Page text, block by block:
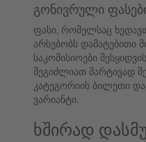
გონივრული
ფასი, რომელსაც
არსებობს დამატებითი
საკომისიოები
შეგიძლიათ მარტივად
კატეგორიის ბილეთი
ვარიანტი.
ხშირად